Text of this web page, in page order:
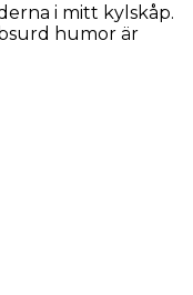
i mitt kylskåp.
humor är